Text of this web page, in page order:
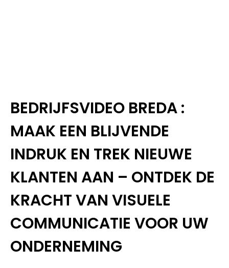
BEDRIJFSVIDEO BREDA :
MAAK EEN BLIJVENDE
INDRUK EN TREK NIEUWE
KLANTEN AAN – ONTDEK DE
KRACHT VAN VISUELE
COMMUNICATIE VOOR UW
ONDERNEMING